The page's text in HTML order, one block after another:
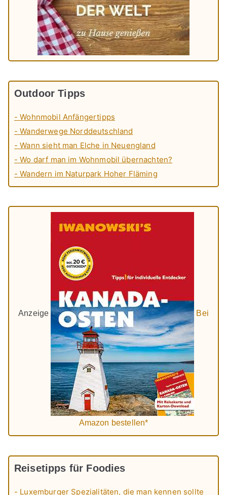
Outdoor Tipps
- Wohnmobil Anfängertipps
- Wanderwege Norddeutschland
- Wann sieht man Elche in Neuengland
- Wo darf man im Wohnmobil übernachten?
- Wandern im Naturpark Hoher Fläming
Anzeige Bei
Amazon bestellen*
Reisetipps für Foodies
- Luxemburger Spezialitäten, die man kennen sollte